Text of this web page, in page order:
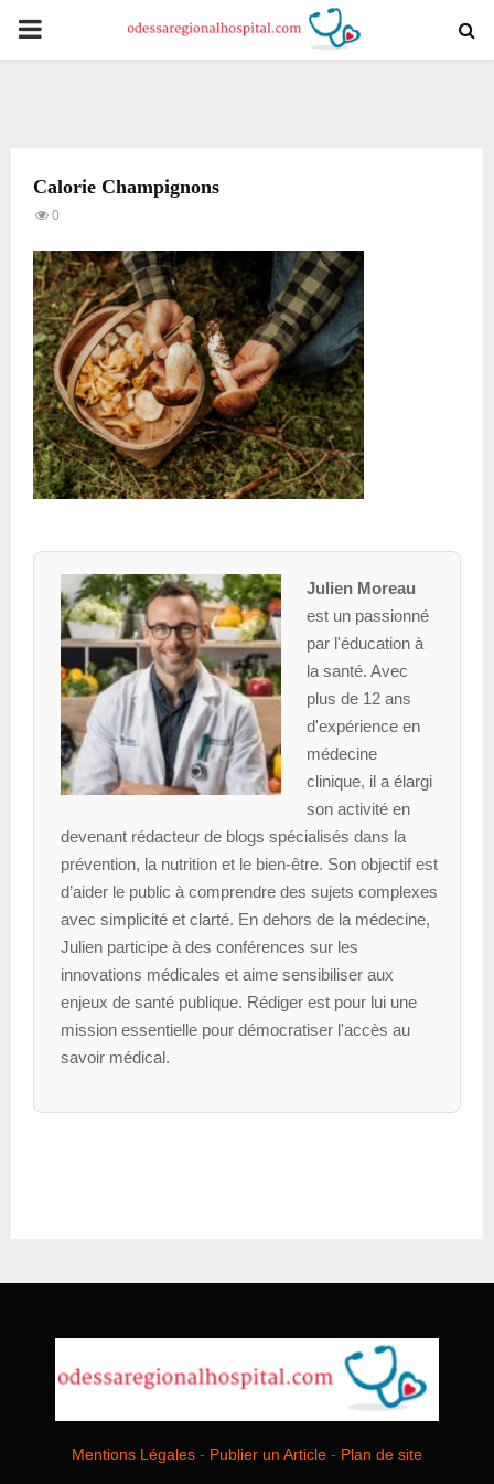
PRIMARY
Calorie Champignons
0
Julien Moreau
est un passionné
par l'éducation à
la santé. Avec
plus de 12 ans
d'expérience en
médecine
clinique, il a élargi
son activité en
devenant rédacteur de blogs spécialisés dans la
prévention, la nutrition et le bien-être. Son objectif est
d’aider le public à comprendre des sujets complexes
avec simplicité et clarté. En dehors de la médecine,
Julien participe à des conférences sur les
innovations médicales et aime sensibiliser aux
enjeux de santé publique. Rédiger est pour lui une
mission essentielle pour démocratiser l'accès au
savoir médical.
Mentions Légales - Publier un Article - Plan de site